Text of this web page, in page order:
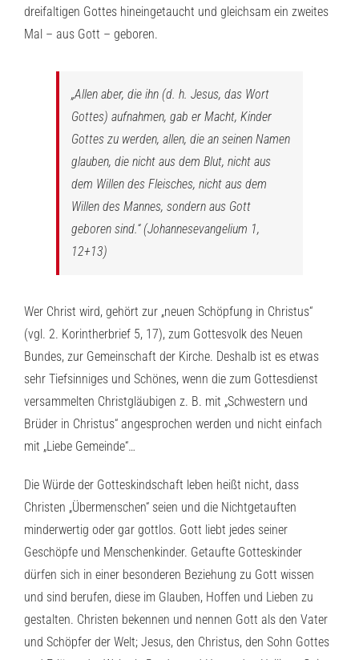
dreifaltigen Gottes hineingetaucht und gleichsam ein zweites
Mal – aus Gott – geboren.
„Allen aber, die ihn (d. h. Jesus, das Wort
Gottes) aufnahmen, gab er Macht, Kinder
Gottes zu werden, allen, die an seinen Namen
glauben, die nicht aus dem Blut, nicht aus
dem Willen des Fleisches, nicht aus dem
Willen des Mannes, sondern aus Gott
geboren sind.“ (Johannesevangelium 1,
12+13)
Wer Christ wird, gehört zur „neuen Schöpfung in Christus“
(vgl. 2. Korintherbrief 5, 17), zum Gottesvolk des Neuen
Bundes, zur Gemeinschaft der Kirche. Deshalb ist es etwas
sehr Tiefsinniges und Schönes, wenn die zum Gottesdienst
versammelten Christgläubigen z. B. mit „Schwestern und
Brüder in Christus“ angesprochen werden und nicht einfach
mit „Liebe Gemeinde“…
Die Würde der Gotteskindschaft leben heißt nicht, dass
Christen „Übermenschen“ seien und die Nichtgetauften
minderwertig oder gar gottlos. Gott liebt jedes seiner
Geschöpfe und Menschenkinder. Getaufte Gotteskinder
dürfen sich in einer besonderen Beziehung zu Gott wissen
und sind berufen, diese im Glauben, Hoffen und Lieben zu
gestalten. Christen bekennen und nennen Gott als den Vater
und Schöpfer der Welt; Jesus, den Christus, den Sohn Gottes